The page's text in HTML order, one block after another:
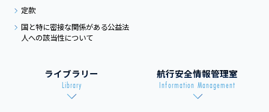
定款
国と特に密接な関係がある公益法
人への該当性について
ライブラリー
Library
航行安全情報管理室
Information Management